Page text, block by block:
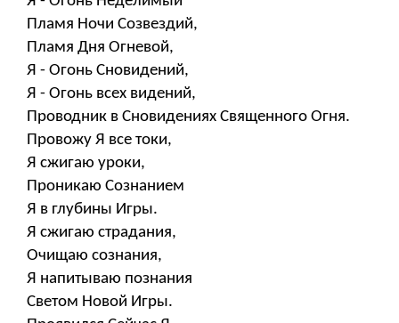
Пламя Ночи Созвездий,
Пламя Дня Огневой,
Я - Огонь Сновидений,
Я - Огонь всех видений,
Проводник в Сновидениях Священного Огня.
Провожу Я все токи,
Я сжигаю уроки,
Проникаю Сознанием
Я в глубины Игры.
Я сжигаю страдания,
Очищаю сознания,
Я напитываю познания
Светом Новой Игры.